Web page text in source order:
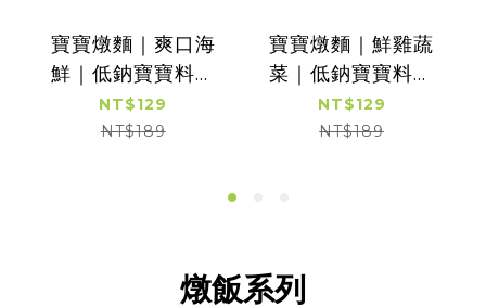
寶寶燉麵｜爽口海
鮮｜低鈉寶寶料理
盒｜烏龍麵系列｜
單盒入｜適合1歲以
NT$129
NT$189
寶寶燉麵｜鮮雞蔬
菜｜低鈉寶寶料理
盒｜烏龍麵系列｜
單盒入｜適合1歲以
NT$129
NT$189
燉飯系列